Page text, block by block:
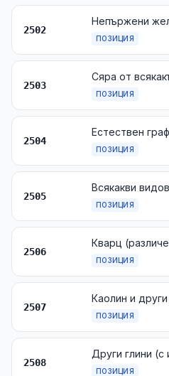
2502
Непържени
ПОЗИЦИЯ
2503
ПОЗИЦИЯ
2504
Естествен
ПОЗИЦИЯ
2505
ПОЗИЦИЯ
2506
ПОЗИЦИЯ
2507
ПОЗИЦИЯ
2508
ПОЗИЦИЯ